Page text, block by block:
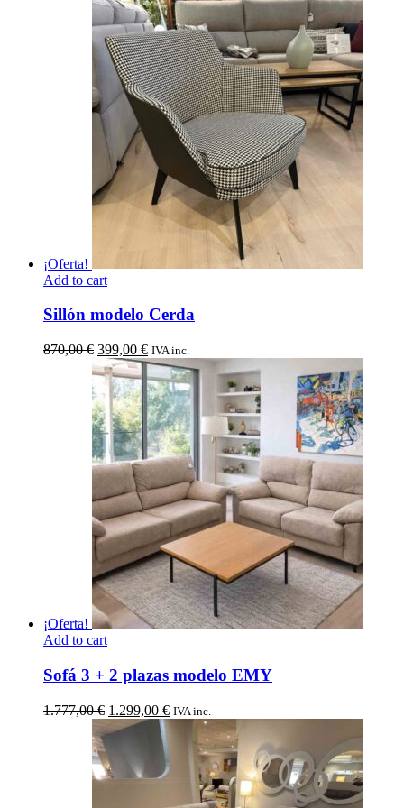
¡Oferta!
Add to cart
Sillón modelo Cerda
870,00€ El
precio
original
era:
870,00 €.
399,00 €El
precio
actual
es:
399,00 €.
IVA inc.
¡Oferta!
Add to cart
Sofá 3 + 2 plazas modelo EMY
1.777,00€ El
precio
era:
1.777,00 €.
1.299,00 €El
precio
actual
1.299,00 €.
IVA inc.